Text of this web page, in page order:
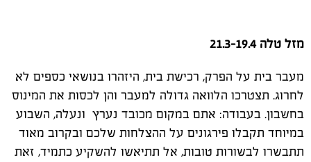
מזל טלה 21.3-19.4
מעבר בית על הפרק, רכישת בית, היזהרו בנושאי כספים לא
לחרוג. תצטרכו הלוואה גדולה למעבר והן לכסות את המינוס
בחשבון. בעבודה: אתם במקום מכובד נערץ ונעלה, השבוע
במיוחד תקבלו פירגונים על ההצלחות שלכם ובקרוב מאוד
תתבשרו לבשורות טובות, אל תתיאשו להשקיע כתמיד, זאת